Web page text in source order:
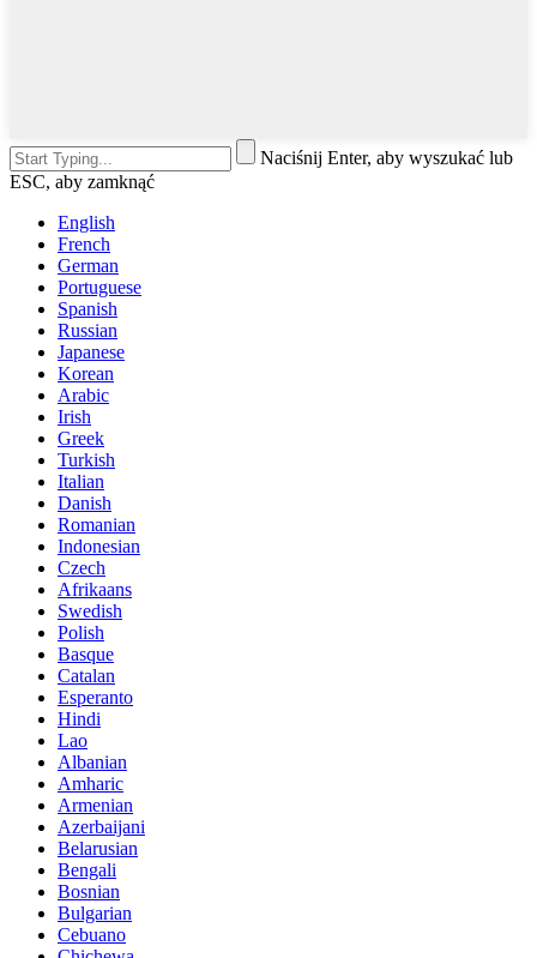
Naciśnij Enter, aby wyszukać lub
ESC, aby zamknąć
English
French
German
Portuguese
Spanish
Russian
Japanese
Korean
Arabic
Irish
Greek
Turkish
Italian
Danish
Romanian
Indonesian
Czech
Afrikaans
Swedish
Polish
Basque
Catalan
Esperanto
Hindi
Lao
Albanian
Amharic
Armenian
Azerbaijani
Belarusian
Bengali
Bosnian
Bulgarian
Cebuano